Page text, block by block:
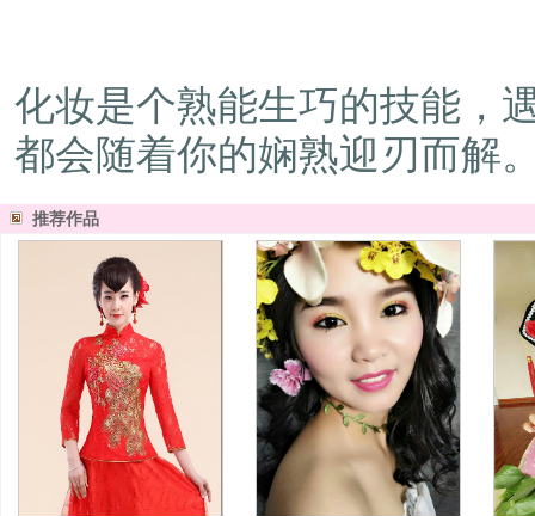
化妆是个熟能生巧的技能，
都会随着你的娴熟迎刃而解
推荐作品